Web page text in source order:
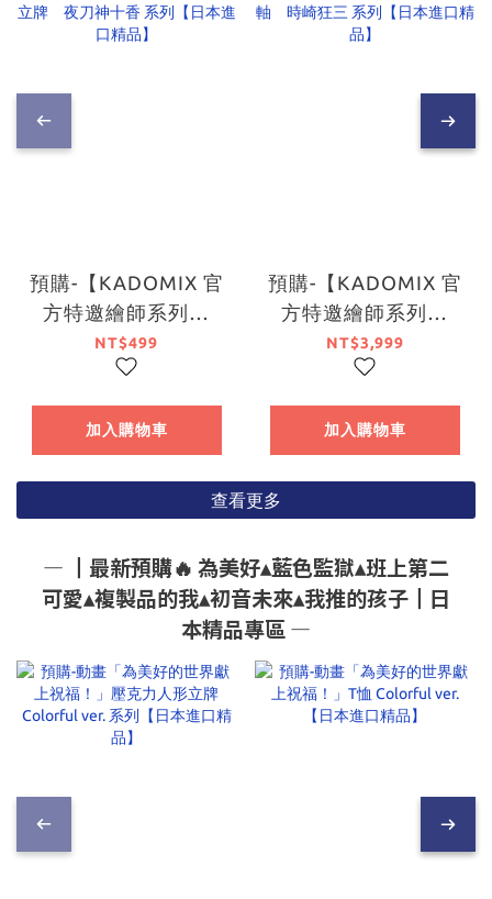
預購-【KADOMIX 官
方特邀繪師系列】
『約會大作戰』壓克
力立牌 夜刀神十香
系列【日本進口精
品】
NT$499
加入購物車
預購-【KADOMIX 官
方特邀繪師系列】
『約會大作戰』BIG掛
軸 時崎狂三 系列
【日本進口精品】
NT$3,999
加入購物車
查看更多
― ┃最新預購🔥 為美好▴藍色監獄▴班上第二
可愛▴複製品的我▴初音未來▴我推的孩子┃日
本精品專區 ―